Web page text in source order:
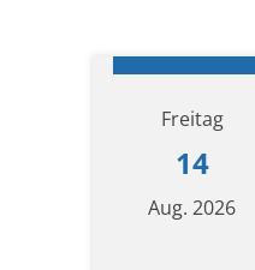
Freitag
14
Aug. 2026